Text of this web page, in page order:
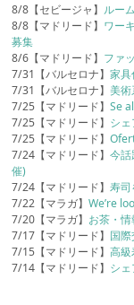
8/8【セビージャ】 ルー
8/8【マドリード】 ワー
募集
8/6【マドリード】 ファ
7/31【バルセロナ】家
7/31【バルセロナ】美
7/25【マドリード】Se
7/25【マドリード】 シ
7/25【マドリード】
7/24【マドリード】今
催)
7/24【マドリード】寿
7/22【マラガ】We’re
7/20【マラガ】 お茶・
7/17【マドリード】 国
7/15【マドリード】高
7/14【マドリード】 シ